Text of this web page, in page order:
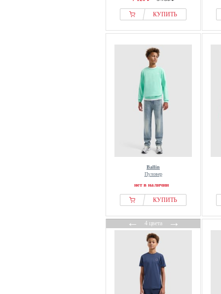
КУПИТЬ
Ballin
Пуловер
нет в наличии
КУПИТЬ
←4 цвета→